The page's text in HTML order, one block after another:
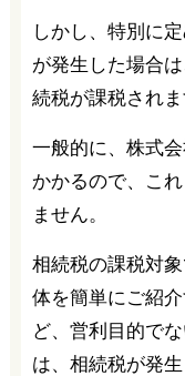
しかし、特別に
が発生した場合
続税が課税されま
一般的に、株式
かかるので、こ
ません。
相続税の課税対
体を簡単にご紹
ど、営利目的で
は、相続税が発生